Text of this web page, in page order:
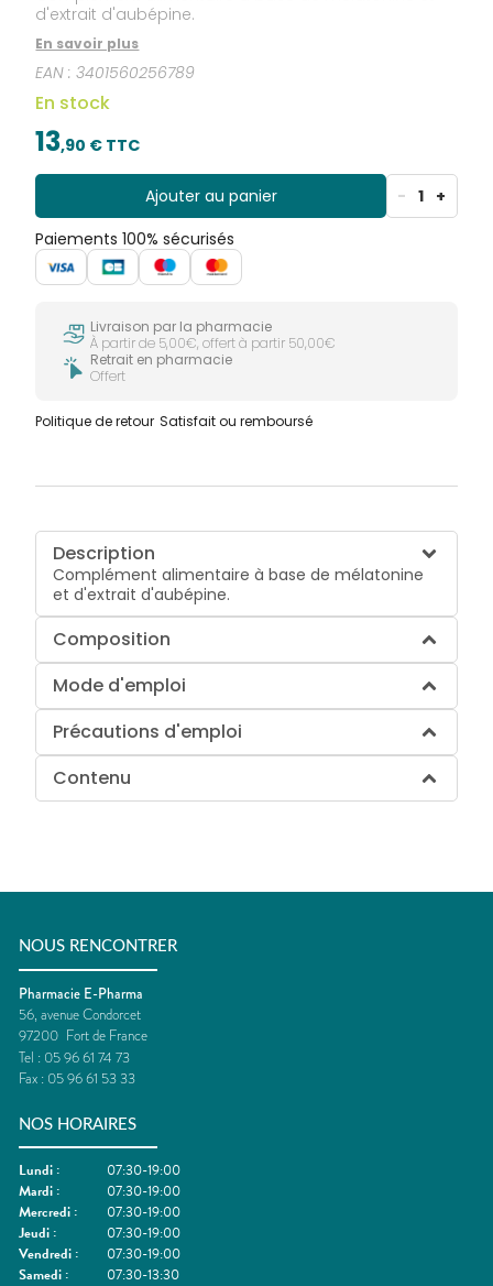
d'extrait d'aubépine.
En savoir plus
EAN :3401560256789
En stock
13,90 € TTC
Ajouter au panier - 1 +
Paiements 100% sécurisés
Livraison par la pharmacie
À partir de 5,00€, offert à partir 50,00€
Retrait en pharmacie
Offert
Politique de retour Satisfait ou remboursé
Description
Complément alimentaire à base de mélatonine
et d'extrait d'aubépine.
Composition
Mode d'emploi
Précautions d'emploi
Contenu
NOUS RENCONTRER
Pharmacie E-Pharma
56, avenue Condorcet
97200 Fort de France
Tel : 05 96 61 74 73
Fax : 05 96 61 53 33
NOS HORAIRES
Lundi :
07:30-19:00
Mardi :
07:30-19:00
Mercredi :
07:30-19:00
Jeudi :
07:30-19:00
Vendredi :
07:30-19:00
Samedi :
07:30-13:30